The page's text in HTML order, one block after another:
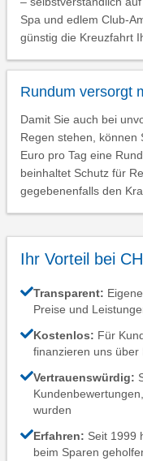
Spa und edlem Club-
günstig die Kreuzfahrt
Rundum versorgt
Damit Sie auch bei
Regen stehen, können
Euro pro Tag eine
beinhaltet Schutz für
gegebenenfalls den
Ihr Vorteil bei
Transparent:
Preise und
Kostenlos: Für
finanzieren uns über
Vertrauenswürdig:
wurden
Erfahren: Seit 1999
beim Sparen